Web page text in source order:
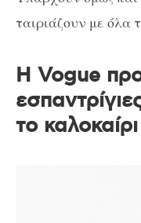
ταιριάζουν με όλα
Η Vogue
το καλοκαίρι